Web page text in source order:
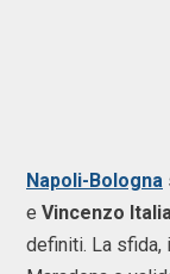
Napoli-Bologna
e Vincenzo
definiti. La sfida,